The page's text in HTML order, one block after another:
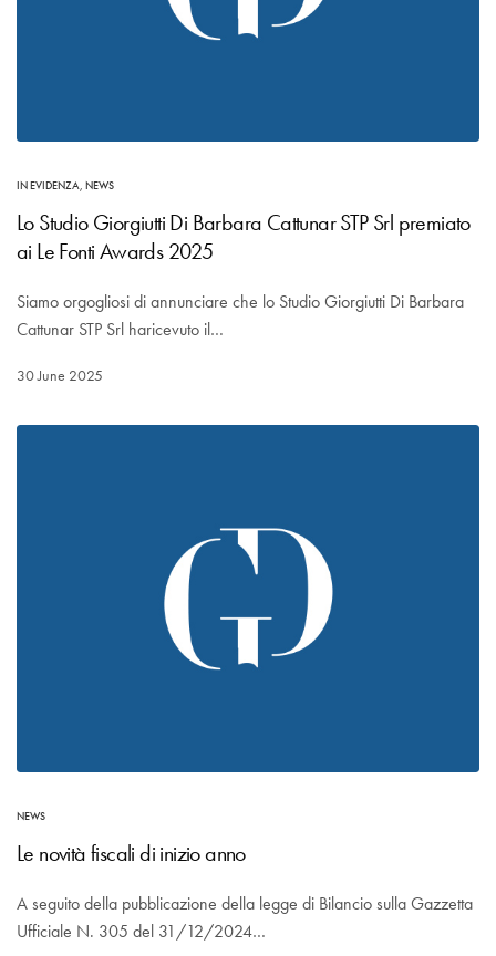
IN EVIDENZA, NEWS
Lo Studio Giorgiutti Di Barbara Cattunar STP Srl premiato
ai Le Fonti Awards 2025
Siamo orgogliosi di annunciare che lo Studio Giorgiutti Di Barbara
Cattunar STP Srl haricevuto il…
30 June 2025
NEWS
Le novità fiscali di inizio anno
A seguito della pubblicazione della legge di Bilancio sulla Gazzetta
Ufficiale N. 305 del 31/12/2024…